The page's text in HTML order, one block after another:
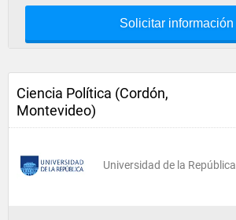
Solicitar información
Ciencia Política (Cordón,
Montevideo)
Universidad de la República